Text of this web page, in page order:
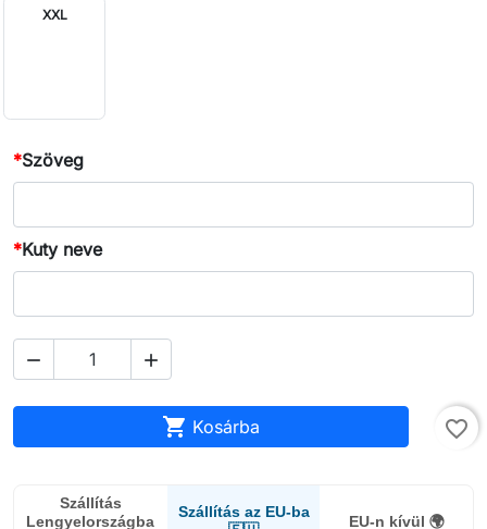
XXL
*Szöveg
*Kuty neve
 
 Kosárba favorite_border
Szállítás
Lengyelországba
Szállítás az EU-ba
EU-n kívül 🌍